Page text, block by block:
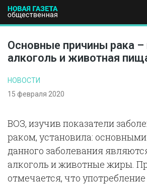
ПОЛИТИКА
Основные причины рака –
алкоголь и животная
НОВОСТИ
15 февраля 2020
ВОЗ, изучив показатели
раком, установила:
данного заболевания
алкоголь и животные жиры.
отмечается, что